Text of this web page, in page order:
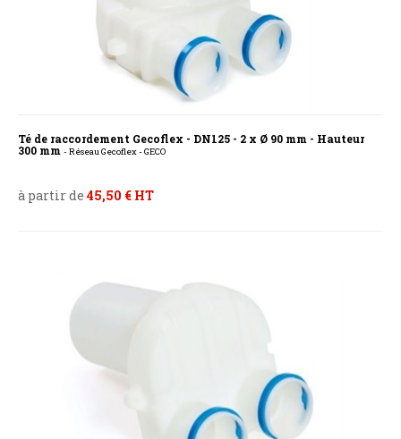
Té de raccordement Gecoflex - DN125 - 2 x Ø 90 mm - Hauteur
300 mm - Réseau Gecoflex - GECO
à partir de 45,50 € HT